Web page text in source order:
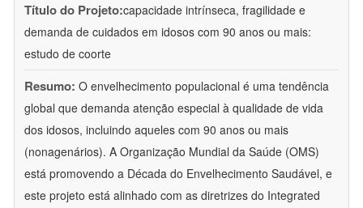
Título do Projeto:capacidade intrínseca, fragilidade e
demanda de cuidados em idosos com 90 anos ou mais:
estudo de coorte
Resumo: O envelhecimento populacional é uma tendência
global que demanda atenção especial à qualidade de vida
dos idosos, incluindo aqueles com 90 anos ou mais
(nonagenários). A Organização Mundial da Saúde (OMS)
está promovendo a Década do Envelhecimento Saudável, e
este projeto está alinhado com as diretrizes do Integrated